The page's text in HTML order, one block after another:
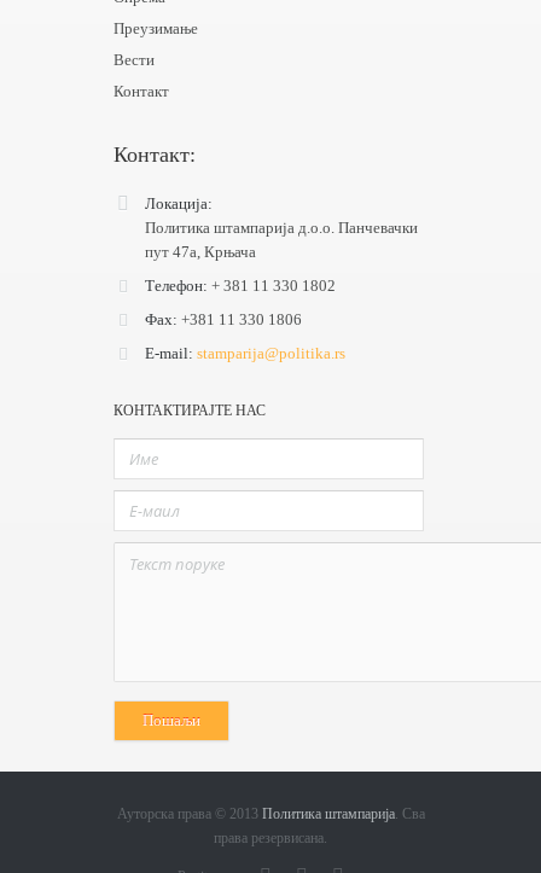
Преузимање
Вести
Контакт
Контакт:
Локација:
Политика штампарија д.o.o. Панчевачки
пут 47а, Крњача
Tелефон: + 381 11 330 1802
Фах: +381 11 330 1806
E-mail: stamparija@politika.rs
КОНТАКТИРАЈТЕ НАС
Ауторска права © 2013 Политика штампарија. Сва
права резервисана.